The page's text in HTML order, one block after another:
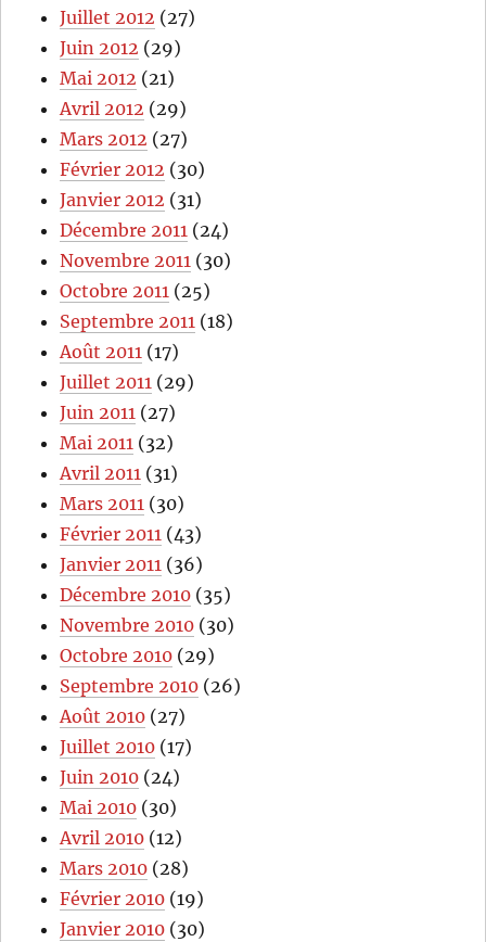
Juillet 2012 (27)
Juin 2012 (29)
Mai 2012 (21)
Avril 2012 (29)
Mars 2012 (27)
Février 2012 (30)
Janvier 2012 (31)
Décembre 2011 (24)
Novembre 2011 (30)
Octobre 2011 (25)
Septembre 2011 (18)
Août 2011 (17)
Juillet 2011 (29)
Juin 2011 (27)
Mai 2011 (32)
Avril 2011 (31)
Mars 2011 (30)
Février 2011 (43)
Janvier 2011 (36)
Décembre 2010 (35)
Novembre 2010 (30)
Octobre 2010 (29)
Septembre 2010 (26)
Août 2010 (27)
Juillet 2010 (17)
Juin 2010 (24)
Mai 2010 (30)
Avril 2010 (12)
Mars 2010 (28)
Février 2010 (19)
Janvier 2010 (30)